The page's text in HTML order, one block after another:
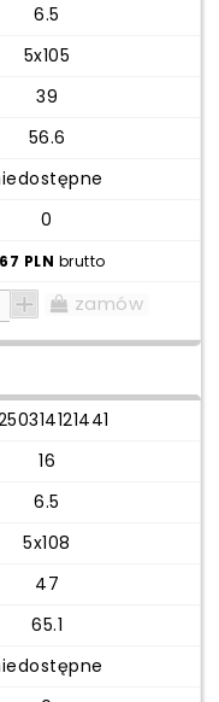
6.5
5x105
39
56.6
0
PLN brutto
zamów
16
6.5
5x108
47
65.1